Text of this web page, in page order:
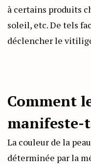
à certains produits
soleil, etc. De tels
déclencher le
Comment
manifeste-
La couleur de la
déterminée par la